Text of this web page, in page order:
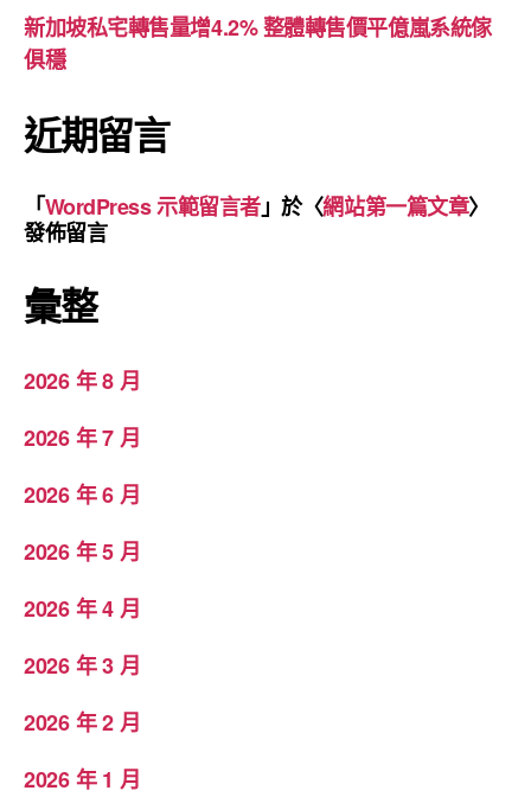
新加坡私宅轉售量增4.2% 整體轉售價平億嵐系統傢
俱穩
近期留言
「WordPress 示範留言者」於〈網站第一篇文章〉
發佈留言
彙整
2026 年 8 月
2026 年 7 月
2026 年 6 月
2026 年 5 月
2026 年 4 月
2026 年 3 月
2026 年 2 月
2026 年 1 月